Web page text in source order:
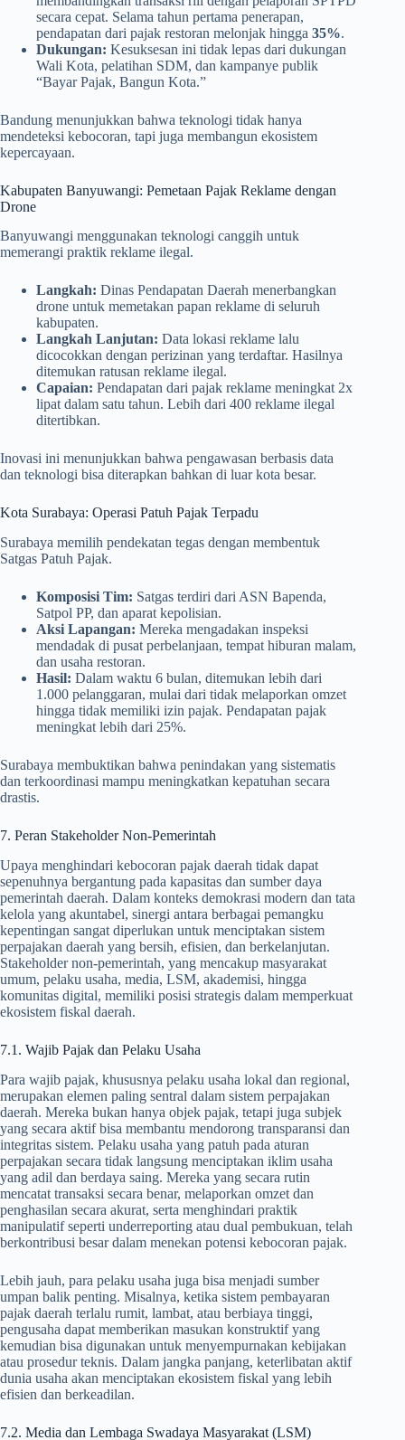
secara cepat. Selama tahun pertama penerapan,
pendapatan dari pajak restoran melonjak hingga 35%.
Dukungan: Kesuksesan ini tidak lepas dari dukungan
Wali Kota, pelatihan SDM, dan kampanye publik
“Bayar Pajak, Bangun Kota.”
Bandung menunjukkan bahwa teknologi tidak hanya
mendeteksi kebocoran, tapi juga membangun ekosistem
kepercayaan.
Kabupaten Banyuwangi: Pemetaan Pajak Reklame dengan
Drone
Banyuwangi menggunakan teknologi canggih untuk
memerangi praktik reklame ilegal.
Langkah: Dinas Pendapatan Daerah menerbangkan
drone untuk memetakan papan reklame di seluruh
kabupaten.
Langkah Lanjutan: Data lokasi reklame lalu
dicocokkan dengan perizinan yang terdaftar. Hasilnya
ditemukan ratusan reklame ilegal.
Capaian: Pendapatan dari pajak reklame meningkat 2x
lipat dalam satu tahun. Lebih dari 400 reklame ilegal
ditertibkan.
Inovasi ini menunjukkan bahwa pengawasan berbasis data
dan teknologi bisa diterapkan bahkan di luar kota besar.
Kota Surabaya: Operasi Patuh Pajak Terpadu
Surabaya memilih pendekatan tegas dengan membentuk
Satgas Patuh Pajak.
Komposisi Tim: Satgas terdiri dari ASN Bapenda,
Satpol PP, dan aparat kepolisian.
Aksi Lapangan: Mereka mengadakan inspeksi
mendadak di pusat perbelanjaan, tempat hiburan malam,
dan usaha restoran.
Hasil: Dalam waktu 6 bulan, ditemukan lebih dari
1.000 pelanggaran, mulai dari tidak melaporkan omzet
hingga tidak memiliki izin pajak. Pendapatan pajak
meningkat lebih dari 25%.
Surabaya membuktikan bahwa penindakan yang sistematis
dan terkoordinasi mampu meningkatkan kepatuhan secara
drastis.
7. Peran Stakeholder Non-Pemerintah
Upaya menghindari kebocoran pajak daerah tidak dapat
sepenuhnya bergantung pada kapasitas dan sumber daya
pemerintah daerah. Dalam konteks demokrasi modern dan tata
kelola yang akuntabel, sinergi antara berbagai pemangku
kepentingan sangat diperlukan untuk menciptakan sistem
perpajakan daerah yang bersih, efisien, dan berkelanjutan.
Stakeholder non-pemerintah, yang mencakup masyarakat
umum, pelaku usaha, media, LSM, akademisi, hingga
komunitas digital, memiliki posisi strategis dalam memperkuat
ekosistem fiskal daerah.
7.1. Wajib Pajak dan Pelaku Usaha
Para wajib pajak, khususnya pelaku usaha lokal dan regional,
merupakan elemen paling sentral dalam sistem perpajakan
daerah. Mereka bukan hanya objek pajak, tetapi juga subjek
yang secara aktif bisa membantu mendorong transparansi dan
integritas sistem. Pelaku usaha yang patuh pada aturan
perpajakan secara tidak langsung menciptakan iklim usaha
yang adil dan berdaya saing. Mereka yang secara rutin
mencatat transaksi secara benar, melaporkan omzet dan
penghasilan secara akurat, serta menghindari praktik
manipulatif seperti underreporting atau dual pembukuan, telah
berkontribusi besar dalam menekan potensi kebocoran pajak.
Lebih jauh, para pelaku usaha juga bisa menjadi sumber
umpan balik penting. Misalnya, ketika sistem pembayaran
pajak daerah terlalu rumit, lambat, atau berbiaya tinggi,
pengusaha dapat memberikan masukan konstruktif yang
kemudian bisa digunakan untuk menyempurnakan kebijakan
atau prosedur teknis. Dalam jangka panjang, keterlibatan aktif
dunia usaha akan menciptakan ekosistem fiskal yang lebih
efisien dan berkeadilan.
7.2. Media dan Lembaga Swadaya Masyarakat (LSM)